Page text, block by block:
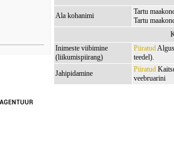
Ala kohanimi
Tartu
Tartu
Inimeste viibimine
(liikumispiirang)
Piiratud
teedel).
Jahipidamine
Piiratud
veebruarini